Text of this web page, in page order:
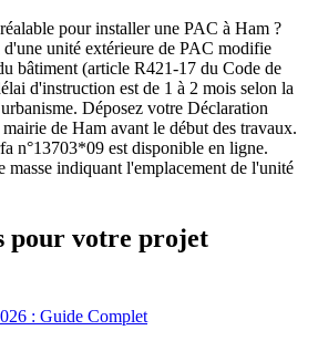
pour installer une PAC à Ham ?
unité extérieure de PAC modifie
bâtiment (article R421-17 du Code de
d'instruction est de 1 à 2 mois selon la
Déposez votre Déclaration
de Ham avant le début des travaux.
n°13703*09 est disponible en ligne.
masse indiquant l'emplacement de l'unité
pour votre projet
: Guide Complet